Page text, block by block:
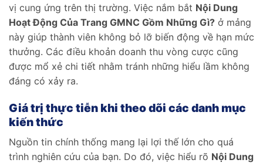
vị cung ứng trên thị trường. Việc nắm bắt Nội Dung
Hoạt Động Của Trang GMNC Gồm Những Gì? ở mảng
này giúp thành viên không bỏ lỡ biến động về hạn mức
thưởng. Các điều khoản doanh thu vòng cược cũng
được mổ xẻ chi tiết nhằm tránh những hiểu lầm không
đáng có xảy ra.
Giá trị thực tiễn khi theo dõi các danh mục
kiến thức
Nguồn tin chính thống mang lại lợi thế lớn cho quá
trình nghiên cứu của bạn. Do đó, việc hiểu rõ Nội Dung